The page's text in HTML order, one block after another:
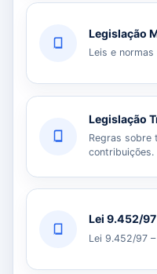
Legislação
Leis e
Legislação
Regras sobre
contribuições.
Lei 9.452/
Lei 9.452/97